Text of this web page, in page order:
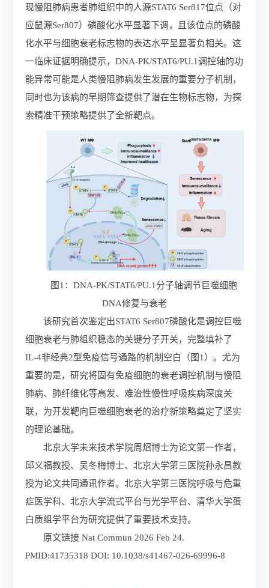
现慢阻肺病患者肺组织中的人源STAT6 Ser817位点（对
应鼠源Ser807）磷酸化水平显著下调，且该位点的磷酸
化水平与细胞衰老标志物的表达水平呈显著负相关。这
一临床证据明确提示，DNA-PK/STAT6/PU.1调控轴的功
能异常可能是人类慢阻肺病发生发展的重要分子机制，
同时也为该病的早期筛查提供了潜在生物标志物，为探
索精准干预策略提供了全新靶点。
图1：DNA-PK/STAT6/PU.1分子轴调节巨噬细胞
DNA修复与衰老
该研究首次鉴定出STAT6 Ser807磷酸化是调控巨噬
细胞衰老与肺组织稳态的关键分子开关，完整填补了
IL-4非经典2型免疫信号通路的机制空白（图1）。尤为
重要的是，研究将固有免疫细胞的衰老调控机制与慢阻
肺病、肺纤维化等高发、难治性慢性呼吸疾病深度关
联，为开发靶向巨噬细胞衰老的治疗新策略奠定了坚实
的理论基础。
北京大学未来技术学院周炤博士为论文第一作者，
邱义福教授、吴冬梅博士、北京大学第三医院孙永昌教
授为论文共同通讯作者。北京大学第三医院呼吸与危重
症医学科、北京大学流式平台与光学平台、清华大学蛋
白质组学平台为研究提供了重要技术支持。
原文链接 Nat Commun 2026 Feb 24.
PMID:41735318 DOI: 10.1038/s41467-026-69996-8